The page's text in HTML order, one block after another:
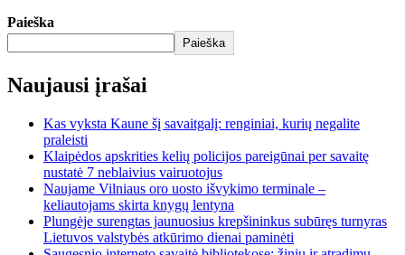
Paieška
Paieška
Naujausi įrašai
Kas vyksta Kaune šį savaitgalį: renginiai, kurių negalite
praleisti
Klaipėdos apskrities kelių policijos pareigūnai per savaitę
nustatė 7 neblaivius vairuotojus
Naujame Vilniaus oro uosto išvykimo terminale –
keliautojams skirta knygų lentyna
Plungėje surengtas jaunuosius krepšininkus subūręs turnyras
Lietuvos valstybės atkūrimo dienai paminėti